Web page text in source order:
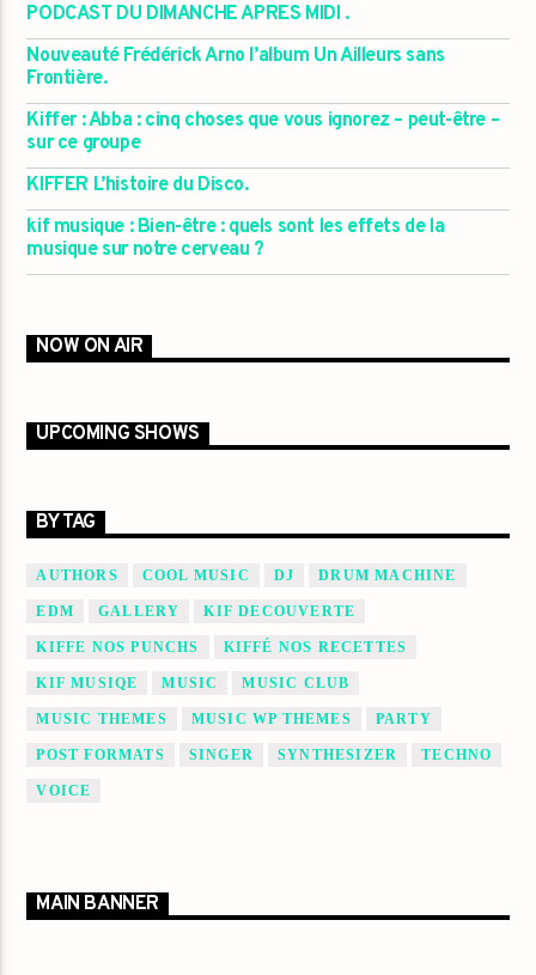
PODCAST DU DIMANCHE APRES MIDI .
Nouveauté Frédérick Arno l’album Un Ailleurs sans
Frontière.
Kiffer : Abba : cinq choses que vous ignorez – peut-être –
sur ce groupe
KIFFER L’histoire du Disco.
kif musique : Bien-être : quels sont les effets de la
musique sur notre cerveau ?
NOW ON AIR
UPCOMING SHOWS
BY TAG
AUTHORS COOL MUSIC DJ DRUM MACHINE
EDM GALLERY KIF DECOUVERTE
KIFFE NOS PUNCHS KIFFÉ NOS RECETTES
KIF MUSIQE MUSIC MUSIC CLUB
MUSIC THEMES MUSIC WP THEMES PARTY
POST FORMATS SINGER SYNTHESIZER TECHNO
VOICE
MAIN BANNER